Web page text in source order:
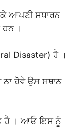
ਆਪਣੀ ਸਧਾਰਨ
।
Disaster) ਹੈ ।
ਹੋਵੇ ਉਸ ਸਥਾਨ
ਹੈ । ਆਓ ਇਸ ਨੂੰ